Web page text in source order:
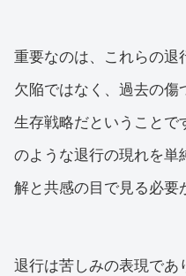
重要なのは、これらの退
欠陥ではなく、過去の
生存戦略だということで
のような退行の現れを単
解と共感の目で見る必要
退行は苦しみの表現であ